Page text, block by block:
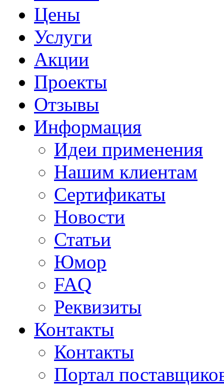
Цены
Услуги
Акции
Проекты
Отзывы
Информация
Идеи применения
Нашим клиентам
Сертификаты
Новости
Статьи
Юмор
FAQ
Реквизиты
Контакты
Контакты
Портал